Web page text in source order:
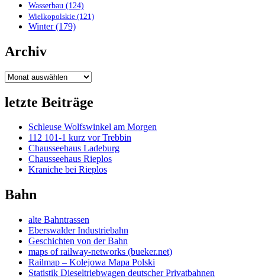
Wasserbau (124)
Wielkopolskie (121)
Winter(179)
Archiv
Archiv
letzte Beiträge
Schleuse Wolfswinkel am Morgen
112 101-1 kurz vor Trebbin
Chausseehaus Ladeburg
Chausseehaus Rieplos
Kraniche bei Rieplos
Bahn
alte Bahntrassen
Eberswalder Industriebahn
Geschichten von der Bahn
maps of railway-networks (bueker.net)
Railmap – Kolejowa Mapa Polski
Statistik Dieseltriebwagen deutscher Privatbahnen